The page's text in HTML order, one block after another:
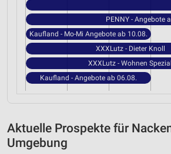
PENNY - Angebote
Kaufland - Mo-Mi Angebote ab 10.08.
XXXLutz - Dieter Knoll
XXXLutz - Wohnen Spezial
Kaufland - Angebote ab 06.08.
Aktuelle Prospekte für
Umgebung